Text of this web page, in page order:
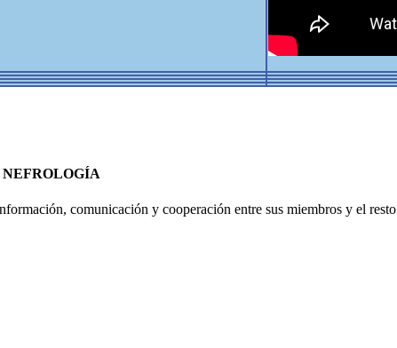
comunicación y cooperación entre sus miembros y el